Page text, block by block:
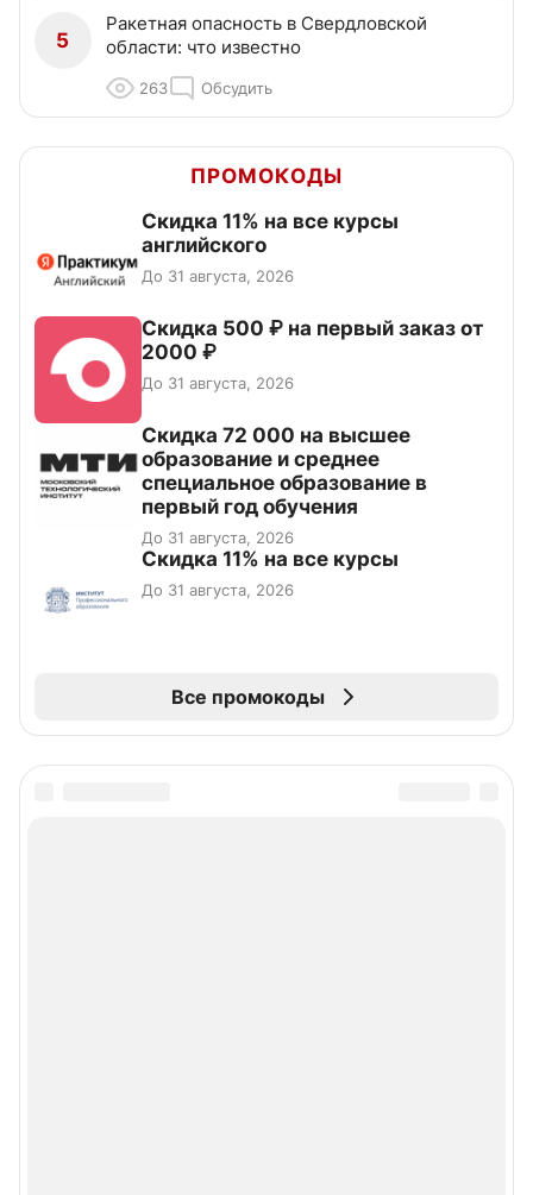
5
Ракетная опасность в Свердловской
области: что известно
263 Обсудить
ПРОМОКОДЫ
Скидка 11% на все курсы
английского
До 31 августа, 2026
Скидка 500 ₽ на первый заказ от
2000 ₽
До 31 августа, 2026
Скидка 72 000 на высшее
образование и среднее
специальное образование в
первый год обучения
До 31 августа, 2026
Скидка 11% на все курсы
До 31 августа, 2026
Все промокоды